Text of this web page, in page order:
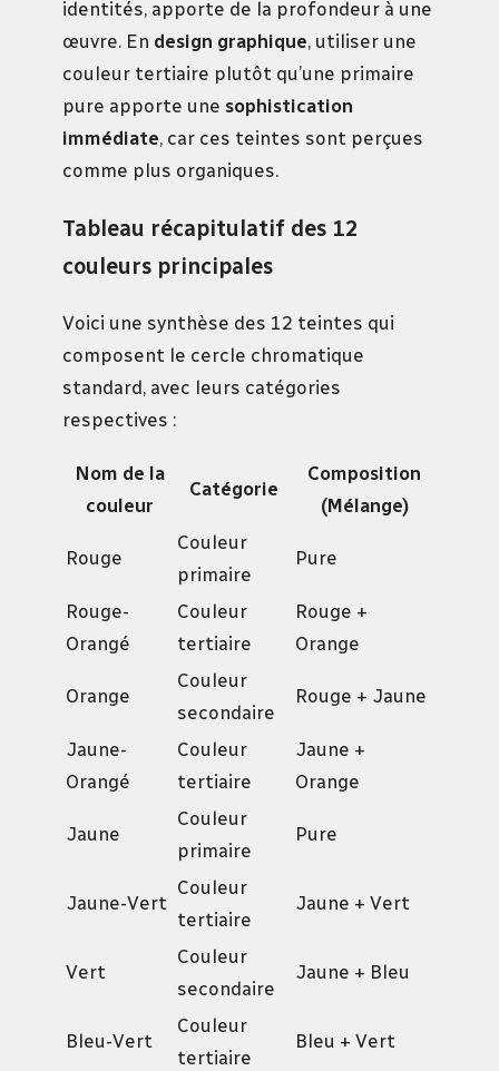
identités, apporte de la profondeur à une
œuvre. En design graphique, utiliser une
couleur tertiaire plutôt qu’une primaire
pure apporte une sophistication
immédiate, car ces teintes sont perçues
comme plus organiques.
Tableau récapitulatif des 12
couleurs principales
Voici une synthèse des 12 teintes qui
composent le cercle chromatique
standard, avec leurs catégories
respectives :
Nom de la
couleur
Catégorie
Composition
(Mélange)
Rouge
Couleur
primaire
Pure
Rouge-
Orangé
Couleur
tertiaire
Rouge +
Orange
Orange
Couleur
secondaire
Rouge + Jaune
Jaune-
Orangé
Couleur
tertiaire
Jaune +
Orange
Jaune
Couleur
primaire
Pure
Jaune-Vert
Couleur
tertiaire
Jaune + Vert
Vert
Couleur
secondaire
Jaune + Bleu
Bleu-Vert
Couleur
tertiaire
Bleu + Vert